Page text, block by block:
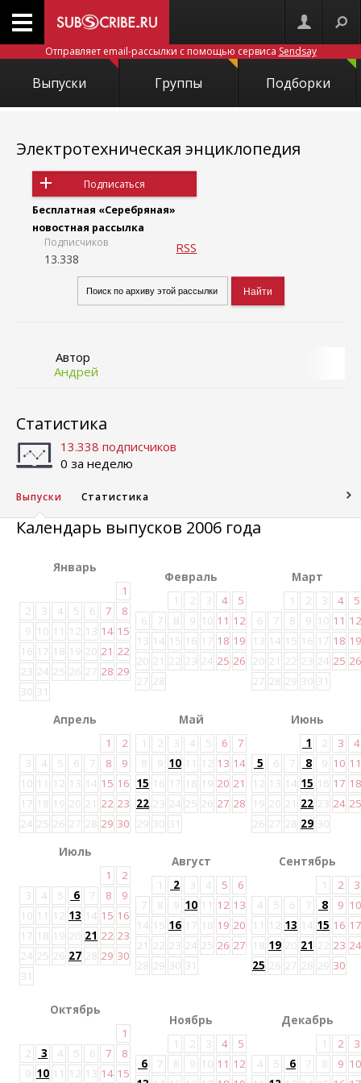
Отправляет email-рассылки с помощью сервиса Sendsay
Выпуски Группы Подборки
Электротехническая энциклопедия
Подписаться
Бесплатная «Серебряная»
новостная рассылка
Подписчиков
13.338
RSS
Автор
Андрей
Статистика
13.338 подписчиков
0 за неделю
Выпуски Статистика
Календарь выпусков 2006 года
Январь
1
2
3 4 5 6 7
8
9 10 11 12 13 14 15
16 17 18 19 20 21 22
23 24 25 26 27 28 29
30 31
Февраль
1
2 3 4
5
6
7 8 9 10 11 12
13 14 15 16 17 18 19
20 21 22 23 24 25 26
27 28
Март
1
2 3 4
5
6
7 8 9 10 11 12
13 14 15 16 17 18 19
20 21 22 23 24 25 26
27 28 29 30 31
Апрель
1
2
3
4 5 6 7 8
9
10 11 12 13 14 15 16
17 18 19 20 21 22 23
24 25 26 27 28 29 30
Май
1
2 3 4 5 6
7
8
9 10 11 12 13 14
15 16 17 18 19 20 21
22 23 24 25 26 27 28
29 30 31
Июнь
1
2 3
4
5
6 7 8 9 10 11
12 13 14 15 16 17 18
19 20 21 22 23 24 25
26 27 28 29 30
Июль
1
2
3
4 5 6 7 8
9
10 11 12 13 14 15 16
17 18 19 20 21 22 23
24 25 26 27 28 29 30
31
Август
1
2 3 4 5
6
7
8 9 10 11 12 13
14 15 16 17 18 19 20
21 22 23 24 25 26 27
28 29 30 31
Сентябрь
1
2
3
4
5 6 7 8 9 10
11 12 13 14 15 16 17
18 19 20 21 22 23 24
25 26 27 28 29 30
Октябрь
1
2
3 4 5 6 7
8
9 10 11 12 13 14 15
Ноябрь
1
2 3 4
5
6
7 8 9 10 11 12
Декабрь
1
2
3
4
5 6 7 8 9 10